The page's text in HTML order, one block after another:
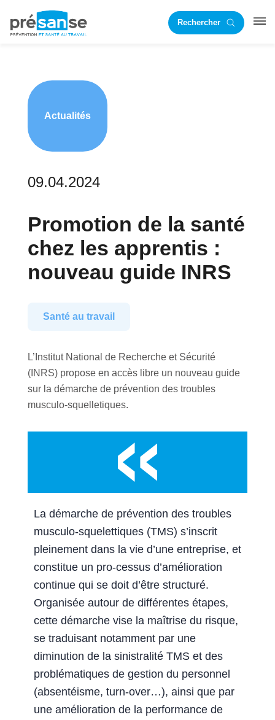
principale
RechercherRST
Actualités
09.04.2024
Promotion de la santé
chez les apprentis :
nouveau guide INRS
Santé au travail
L’Institut National de Recherche et Sécurité
(INRS) propose en accès libre un nouveau guide
sur la démarche de prévention des troubles
musculo-squelletiques.
La démarche de prévention des troubles
musculo-squelettiques (TMS) s’inscrit
pleinement dans la vie d’une entreprise, et
constitue un pro-cessus d’amélioration
continue qui se doit d’être structuré.
Organisée autour de différentes étapes,
cette démarche vise la maîtrise du risque,
se traduisant notamment par une
diminution de la sinistralité TMS et des
problématiques de gestion du personnel
(absentéisme, turn-over…), ainsi que par
une amélioration de la performance de